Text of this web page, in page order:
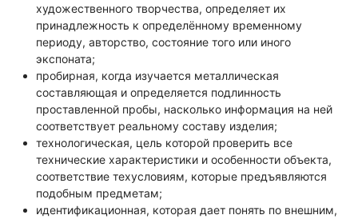
Приемка квартиры
художественного творчества, определяет их
принадлежность к определённому временному
периоду, авторство, состояние того или иного
экспоната;
пробирная, когда изучается металлическая
составляющая и определяется подлинность
проставленной пробы, насколько информация на ней
соответствует реальному составу изделия;
технологическая, цель которой проверить все
технические характеристики и особенности объекта,
соответствие техусловиям, которые предъявляются
подобным предметам;
идентификационная, которая дает понять по внешним,